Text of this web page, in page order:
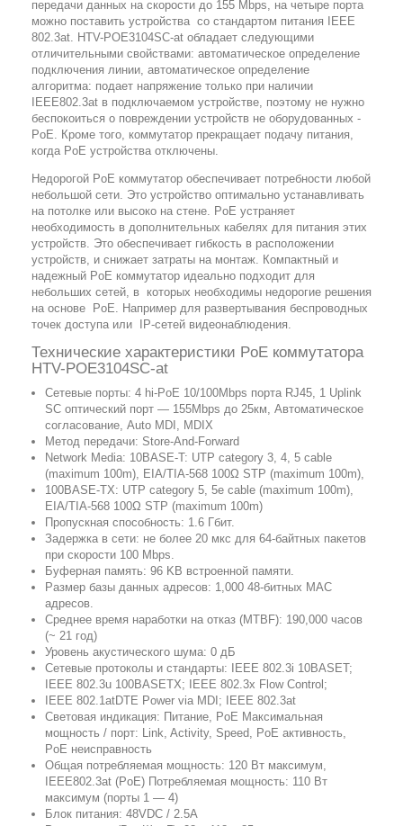
передачи данных на скорости до 155 Mbps, на четыре порта
можно поставить устройства со стандартом питания IEEE
802.3at. HTV-POE3104SC-at обладает следующими
отличительными свойствами: автоматическое определение
подключения линии, автоматическое определение
алгоритма: подает напряжение только при наличии
IEEE802.3at в подключаемом устройстве, поэтому не нужно
беспокоиться о повреждении устройств не оборудованных -
PoE. Кроме того, коммутатор прекращает подачу питания,
когда PoE устройства отключены.
Недорогой PoE коммутатор обеспечивает потребности любой
небольшой сети. Это устройство оптимально устанавливать
на потолке или высоко на стене. PoE устраняет
необходимость в дополнительных кабелях для питания этих
устройств. Это обеспечивает гибкость в расположении
устройств, и снижает затраты на монтаж. Компактный и
надежный PoE коммутатор идеально подходит для
небольших сетей, в которых необходимы недорогие решения
на основе PoE. Например для развертывания беспроводных
точек доступа или IP-сетей видеонаблюдения.
Технические характеристики PoE коммутатора
HTV-POE3104SC-at
Сетевые порты: 4 hi-PoE 10/100Mbps порта RJ45, 1 Uplink
SC оптический порт — 155Mbps до 25км, Автоматическое
согласование, Auto MDI, MDIX
Метод передачи: Store-And-Forward
Network Media: 10BASE-T: UTP category 3, 4, 5 cable
(maximum 100m), EIA/TIA-568 100Ω STP (maximum 100m),
100BASE-TX: UTP category 5, 5e cable (maximum 100m),
EIA/TIA-568 100Ω STP (maximum 100m)
Пропускная способность: 1.6 Гбит.
Задержка в сети: не более 20 мкс для 64-байтных пакетов
при скорости 100 Mbps.
Буферная память: 96 KB встроенной памяти.
Размер базы данных адресов: 1,000 48-битных MAC
адресов.
Среднее время наработки на отказ (MTBF): 190,000 часов
(~ 21 год)
Уровень акустического шума: 0 дБ
Сетевые протоколы и стандарты: IEEE 802.3i 10BASET;
IEEE 802.3u 100BASETX; IEEE 802.3x Flow Control;
IEEE 802.1atDTE Power via MDI; IEEE 802.3at
Световая индикация: Питание, PoE Максимальная
мощность / порт: Link, Activity, Speed, PoE активность,
PoE неисправность
Общая потребляемая мощность: 120 Вт максимум,
IEEE802.3at (PoE) Потребляемая мощность: 110 Вт
максимум (порты 1 — 4)
Блок питания: 48VDC / 2.5A